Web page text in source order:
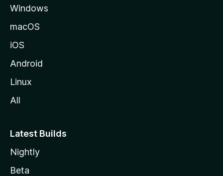
lWindows
macOS
iOS
Android
Linux
All
Latest Builds
Nightly
Beta